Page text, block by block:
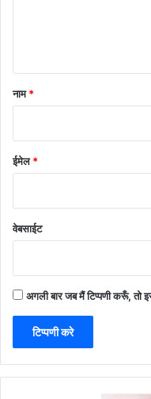
नाम*
ईमेल*
वेबसाईट
अगली बार जब मैं टिप्पणी करूँ, तो